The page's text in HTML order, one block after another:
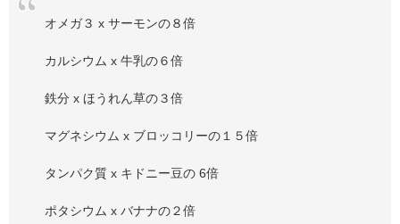
オメガ３ x サーモンの８倍
カルシウム x 牛乳の６倍
鉄分 x ほうれん草の３倍
マグネシウム x ブロッコリーの１５倍
タンパク質 x キドニー豆の 6倍
ポタシウム x バナナの２倍